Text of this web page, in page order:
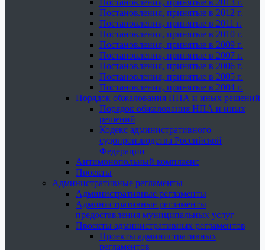
Постановления, принятые в 2013 г.
Постановления, принятые в 2012 г.
Постановления, принятые в 2011 г.
Постановления, принятые в 2010 г.
Постановления, принятые в 2009 г.
Постановления, принятые в 2007 г.
Постановления, принятые в 2006 г.
Постановления, принятые в 2005 г.
Постановления, принятые в 2004 г.
Порядок обжалования НПА и иных решений
Порядок обжалования НПА и иных
решений
Кодекс административного
судопроизводства Российской
Федерации
Антимонопольный комплаенс
Проекты
Административные регламенты
Административные регламенты
Административные регламенты
предоставления муниципальных услуг
Проекты административных регламентов
Проекты административных
регламентов